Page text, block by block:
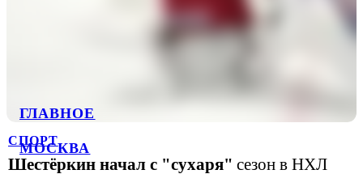
ГЛАВНОЕ
МОСКВА
СПОРТ
Шестёркин начал с "сухаря" сезон в НХЛ